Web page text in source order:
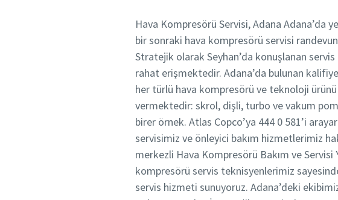
Hava Kompresörü Servisi, Adana Adana’da
bir sonraki hava kompresörü servisi
Stratejik olarak Seyhan’da konuşlanan
rahat erişmektedir. Adana’da bulunan
her türlü hava kompresörü ve teknoloji
vermektedir: skrol, dişli, turbo ve vakum
birer örnek. Atlas Copco’ya 444 0 581’i
servisimiz ve önleyici bakım hizmetlerimiz
merkezli Hava Kompresörü Bakım ve Servisi
kompresörü servis teknisyenlerimiz
servis hizmeti sunuyoruz. Adana’deki